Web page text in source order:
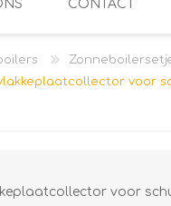
METEN & REGELEN
projecten
CONTACT
vlakkeplaatcollector voor
voor